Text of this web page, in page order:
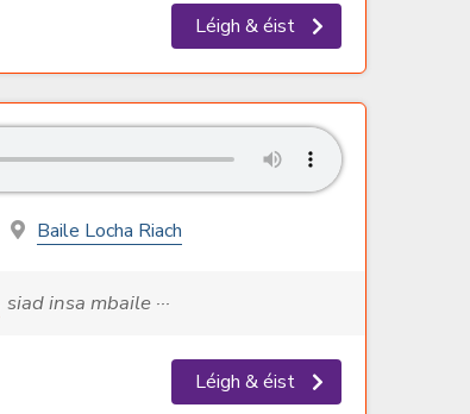
Léigh & éist
Baile Locha Riach
siad insa mbaile ···
Léigh & éist